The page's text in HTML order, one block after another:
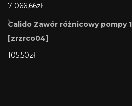
7 066,66zł
Calido Zawór różnicowy pompy
[zrzrco04]
105,50zł